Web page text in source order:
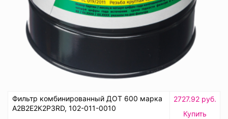
Фильтр комбинированный ДОТ 600 марка
А2В2Е2К2Р3RD, 102-011-0010
2727.92 руб.
Купить